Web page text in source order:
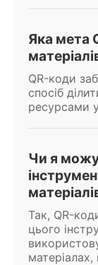
Яка мета
QR-коди
спосіб
ресурсами
Чи я
Так, QR-
цього